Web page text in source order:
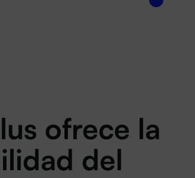
ofrece la
del